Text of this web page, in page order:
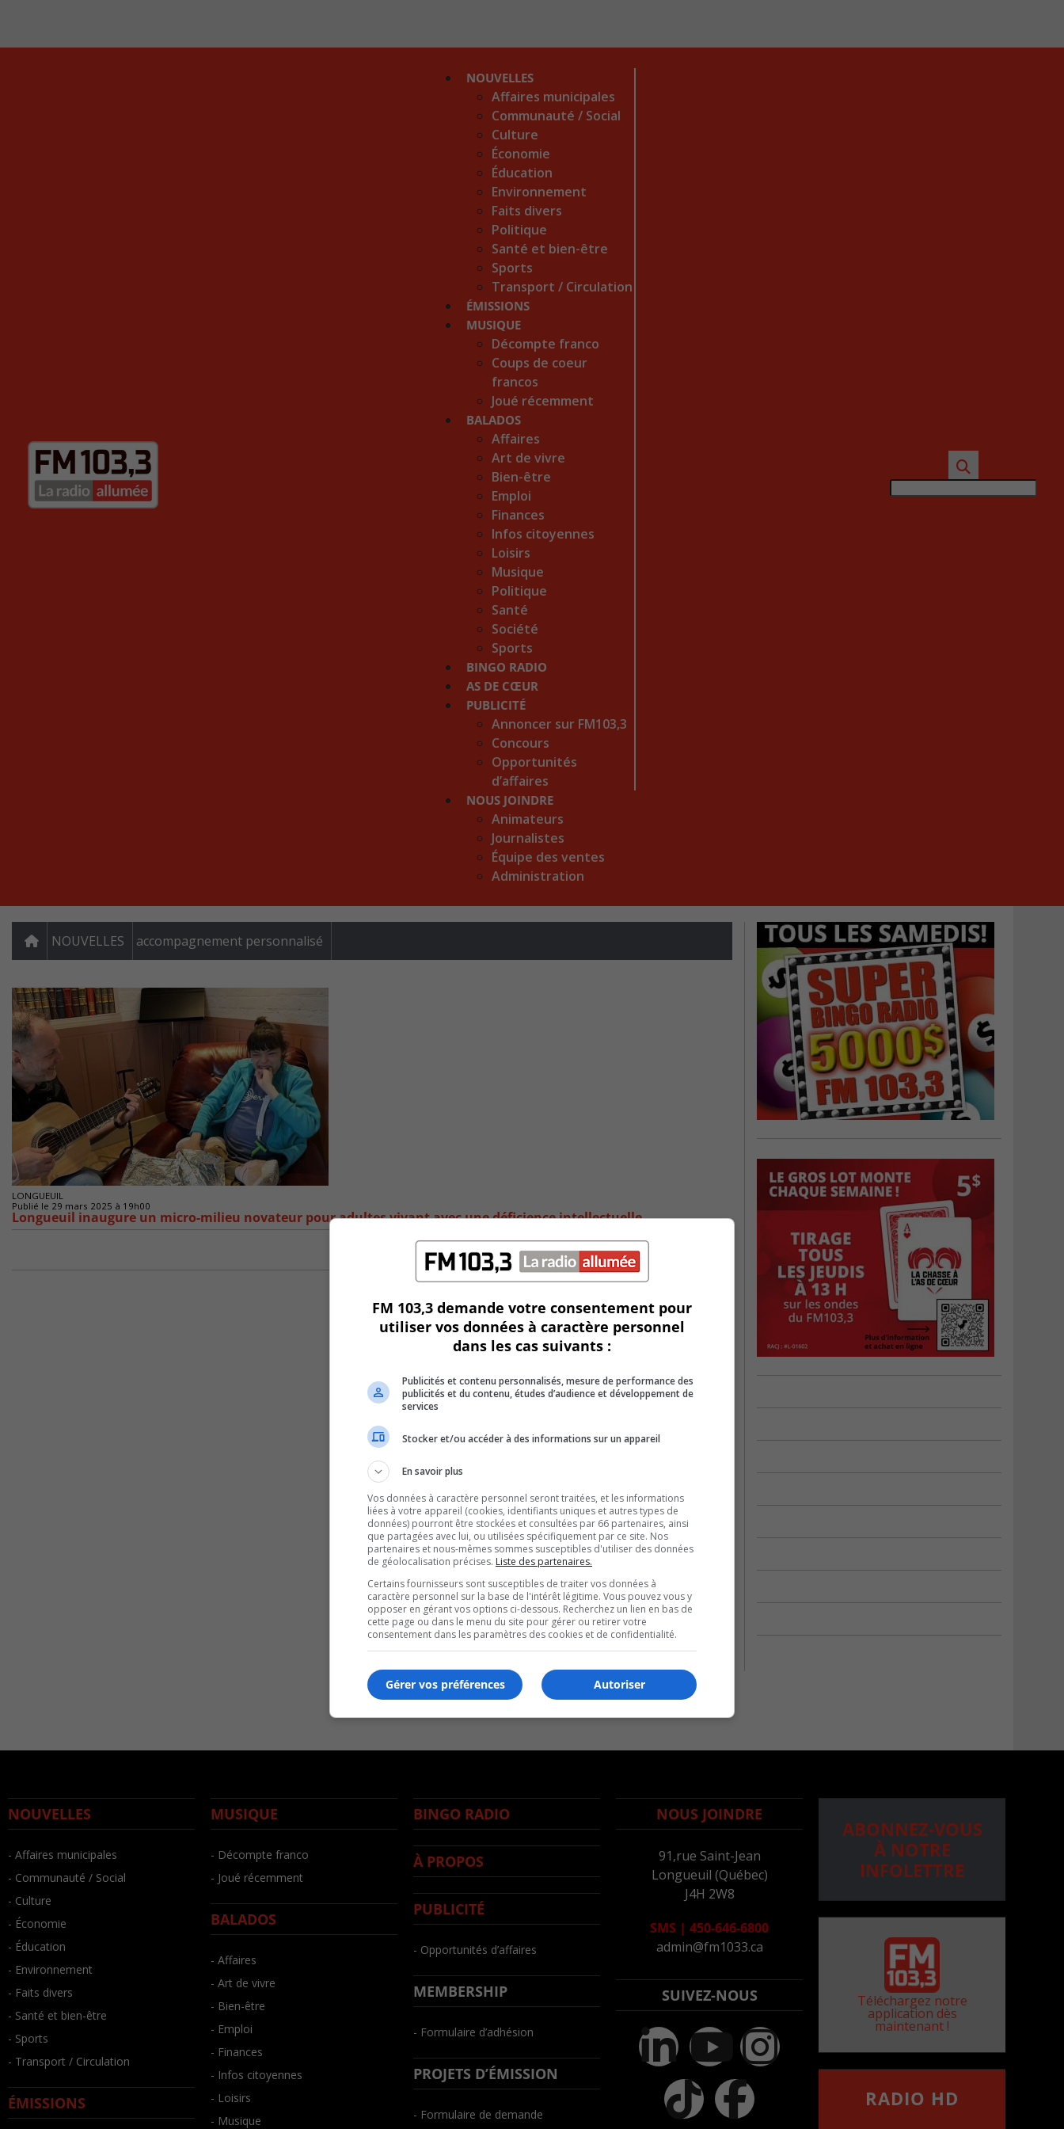
NOUVELLES
Affaires municipales
Communauté / Social
Culture
Économie
Éducation
Environnement
Faits divers
Politique
Santé et bien-être
Sports
Transport / Circulation
ÉMISSIONS
MUSIQUE
Décompte franco
Coups de coeur
francos
Joué récemment
BALADOS
Affaires
Art de vivre
Bien-être
Emploi
Finances
Infos citoyennes
Loisirs
Musique
Politique
Santé
Société
Sports
BINGO RADIO
AS DE CŒUR
PUBLICITÉ
Annoncer sur FM103,3
Concours
Opportunités
d’affaires
NOUS JOINDRE
Animateurs
Journalistes
Équipe des ventes
Administration
NOUVELLES accompagnement personnalisé
LONGUEUIL
Publié le 29 mars 2025 à 19h00
Longueuil inaugure un micro-milieu novateur pour adultes vivant avec une déficience intellectuelle
NOUVELLES
- Affaires municipales
- Communauté / Social
- Culture
- Économie
- Éducation
- Environnement
- Faits divers
- Santé et bien-être
- Sports
- Transport / Circulation
ÉMISSIONS
MUSIQUE
- Décompte franco
- Joué récemment
BALADOS
- Affaires
- Art de vivre
- Bien-être
- Emploi
- Finances
- Infos citoyennes
- Loisirs
- Musique
BINGO RADIO
À PROPOS
PUBLICITÉ
- Opportunités d’affaires
MEMBERSHIP
- Formulaire d’adhésion
PROJETS D’ÉMISSION
- Formulaire de demande
NOUS JOINDRE
91,rue Saint-Jean
Longueuil (Québec)
J4H 2W8
SMS | 450-646-6800
admin@fm1033.ca
SUIVEZ-NOUS
ABONNEZ-VOUS
À NOTRE
INFOLETTRE
Téléchargez notre
application dès
maintenant !
RADIO HD
FM 103,3 demande votre consentement pour
utiliser vos données à caractère personnel
dans les cas suivants :
Publicités et contenu personnalisés, mesure de performance des
publicités et du contenu, études d’audience et développement de
services
Stocker et/ou accéder à des informations sur un appareil
En savoir plus
Vos données à caractère personnel seront traitées, et les informations
liées à votre appareil (cookies, identifiants uniques et autres types de
données) pourront être stockées et consultées par 66 partenaires, ainsi
que partagées avec lui, ou utilisées spécifiquement par ce site. Nos
partenaires et nous-mêmes sommes susceptibles d'utiliser des données
de géolocalisation précises. Liste des partenaires.
Certains fournisseurs sont susceptibles de traiter vos données à
caractère personnel sur la base de l'intérêt légitime. Vous pouvez vous y
opposer en gérant vos options ci-dessous. Recherchez un lien en bas de
cette page ou dans le menu du site pour gérer ou retirer votre
consentement dans les paramètres des cookies et de confidentialité.
Autoriser
Gérer vos préférences